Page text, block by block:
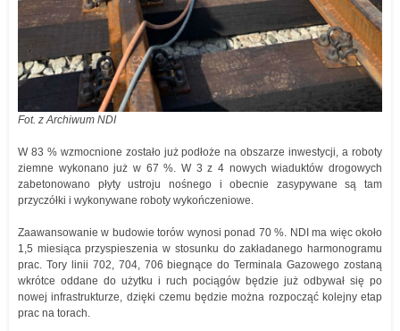
Fot. z Archiwum NDI
W 83 % wzmocnione zostało już podłoże na obszarze inwestycji, a roboty
ziemne wykonano już w 67 %. W 3 z 4 nowych wiaduktów drogowych
zabetonowano płyty ustroju nośnego i obecnie zasypywane są tam
przyczółki i wykonywane roboty wykończeniowe.
Zaawansowanie w budowie torów wynosi ponad 70 %. NDI ma więc około
1,5 miesiąca przyspieszenia w stosunku do zakładanego harmonogramu
prac. Tory linii 702, 704, 706 biegnące do Terminala Gazowego zostaną
wkrótce oddane do użytku i ruch pociągów będzie już odbywał się po
nowej infrastrukturze, dzięki czemu będzie można rozpocząć kolejny etap
prac na torach.